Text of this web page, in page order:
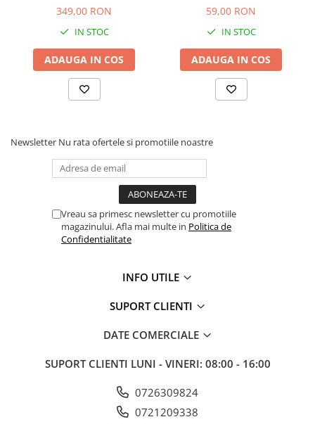
Constructii
Masini de taiat
Masini de taiat beton / asfalt
Masini de taiat gresie / faianta
Masini de taiat caramida
Ghilotine
Placi extra mari
Accesorii masini de taiat
Finisare si Prelucrare suprafete
Elicoptere pardoseala
Vibratoare beton
Accesorii prelucrare suprafete
Pompe pentru zugravit si vopsit
349,00 RON
IN STOC
ADAUGA IN COS
59,00 RON
IN STOC
ADAUGA IN COS
Newsletter Nu rata ofertele si promotiile noastre
Vreau sa primesc newsletter cu promotiile
magazinului. Afla mai multe in Politica de
Confidentialitate
INFO UTILE
SUPORT CLIENTI
DATE COMERCIALE
SUPORT CLIENTI LUNI - VINERI: 08:00 - 16:00
0726309824
0721209338